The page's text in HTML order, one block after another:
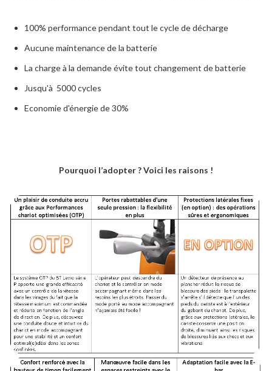
100% performance pendant tout le cycle de décharge
Aucune maintenance de la batterie
La charge à la demande évite tout changement de batterie
Jusqu'à 5000 cycles
Economie d'énergie de 30%
Pourquoi l’adopter ? Voici les raisons !